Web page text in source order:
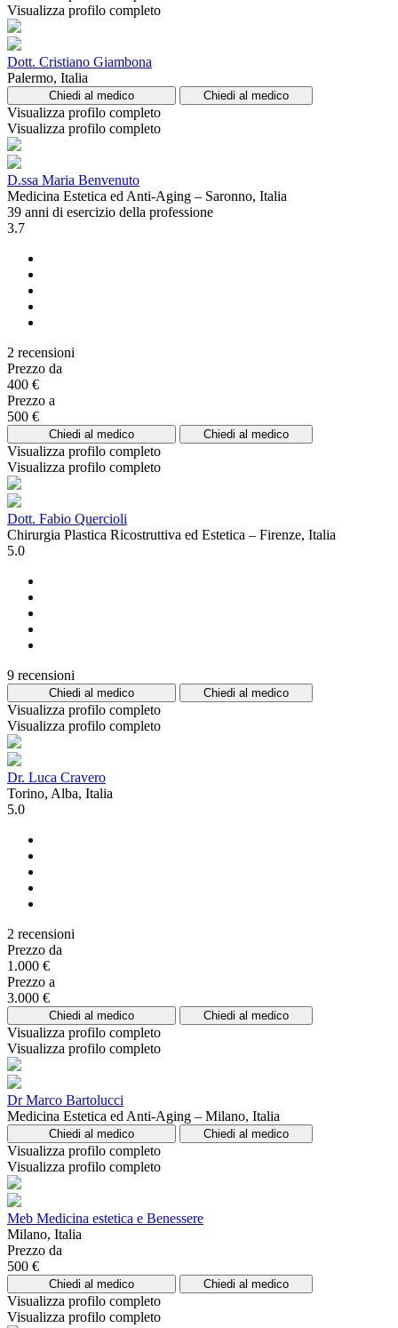
Visualizza profilo completo
Dott. Cristiano Giambona
Palermo, Italia
Chiedi al medico Chiedi al medico
Visualizza profilo completo
Visualizza profilo completo
D.ssa Maria Benvenuto
Medicina Estetica ed Anti-Aging – Saronno, Italia
39 anni di esercizio della professione
3.7
2 recensioni
Prezzo da
400 €
Prezzo a
500 €
Chiedi al medico Chiedi al medico
Visualizza profilo completo
Visualizza profilo completo
Dott. Fabio Quercioli
Chirurgia Plastica Ricostruttiva ed Estetica – Firenze, Italia
5.0
9 recensioni
Chiedi al medico Chiedi al medico
Visualizza profilo completo
Visualizza profilo completo
Dr. Luca Cravero
Torino, Alba, Italia
5.0
2 recensioni
Prezzo da
1.000 €
Prezzo a
3.000 €
Chiedi al medico Chiedi al medico
Visualizza profilo completo
Visualizza profilo completo
Dr Marco Bartolucci
Medicina Estetica ed Anti-Aging – Milano, Italia
Chiedi al medico Chiedi al medico
Visualizza profilo completo
Visualizza profilo completo
Meb Medicina estetica e Benessere
Milano, Italia
Prezzo da
500 €
Chiedi al medico Chiedi al medico
Visualizza profilo completo
Visualizza profilo completo